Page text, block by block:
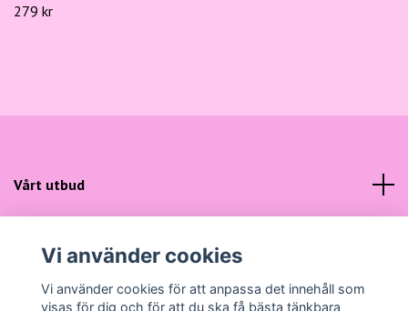
279 kr
Vårt utbud
Sociala medier
Vi använder cookies
Vi använder cookies för att anpassa det innehåll som
visas för dig och för att du ska få bästa tänkbara